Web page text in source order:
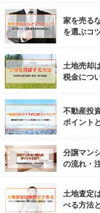
家を売る
を選ぶコ
土地売却
税金につ
不動産投
ポイント
分譲マン
の流れ・
土地査定
べる方法